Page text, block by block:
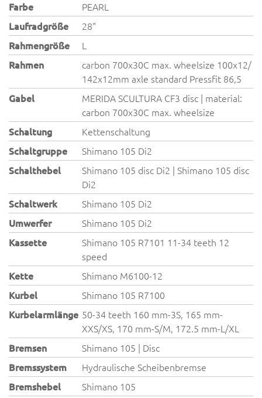
Farbe
PEARL
Laufradgröße
28"
Rahmengröße
L
Rahmen
carbon 700x30C max. wheelsize 100x12/
142x12mm axle standard Pressfit 86,5
Gabel
MERIDA SCULTURA CF3 disc | material:
carbon 700x30C max. wheelsize
Schaltung
Kettenschaltung
Schaltgruppe
Shimano 105 Di2
Schalthebel
Shimano 105 disc Di2 | Shimano 105 disc
Di2
Schaltwerk
Shimano 105 Di2
Umwerfer
Shimano 105 Di2
Kassette
Shimano 105 R7101 11-34 teeth 12
speed
Kette
Shimano M6100-12
Kurbel
Shimano 105 R7100
Kurbelarmlänge 50-34 teeth 160 mm-3S, 165 mm-
XXS/XS, 170 mm-S/M, 172.5 mm-L/XL
Bremsen
Shimano 105 | Disc
Bremssystem
Hydraulische Scheibenbremse
Bremshebel
Shimano 105